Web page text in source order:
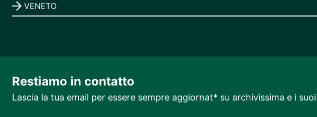
VENETO
Restiamo in contatto
Lascia la tua email per essere sempre aggiornat* su archivissima e i